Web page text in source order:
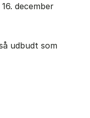
december
udbudt som